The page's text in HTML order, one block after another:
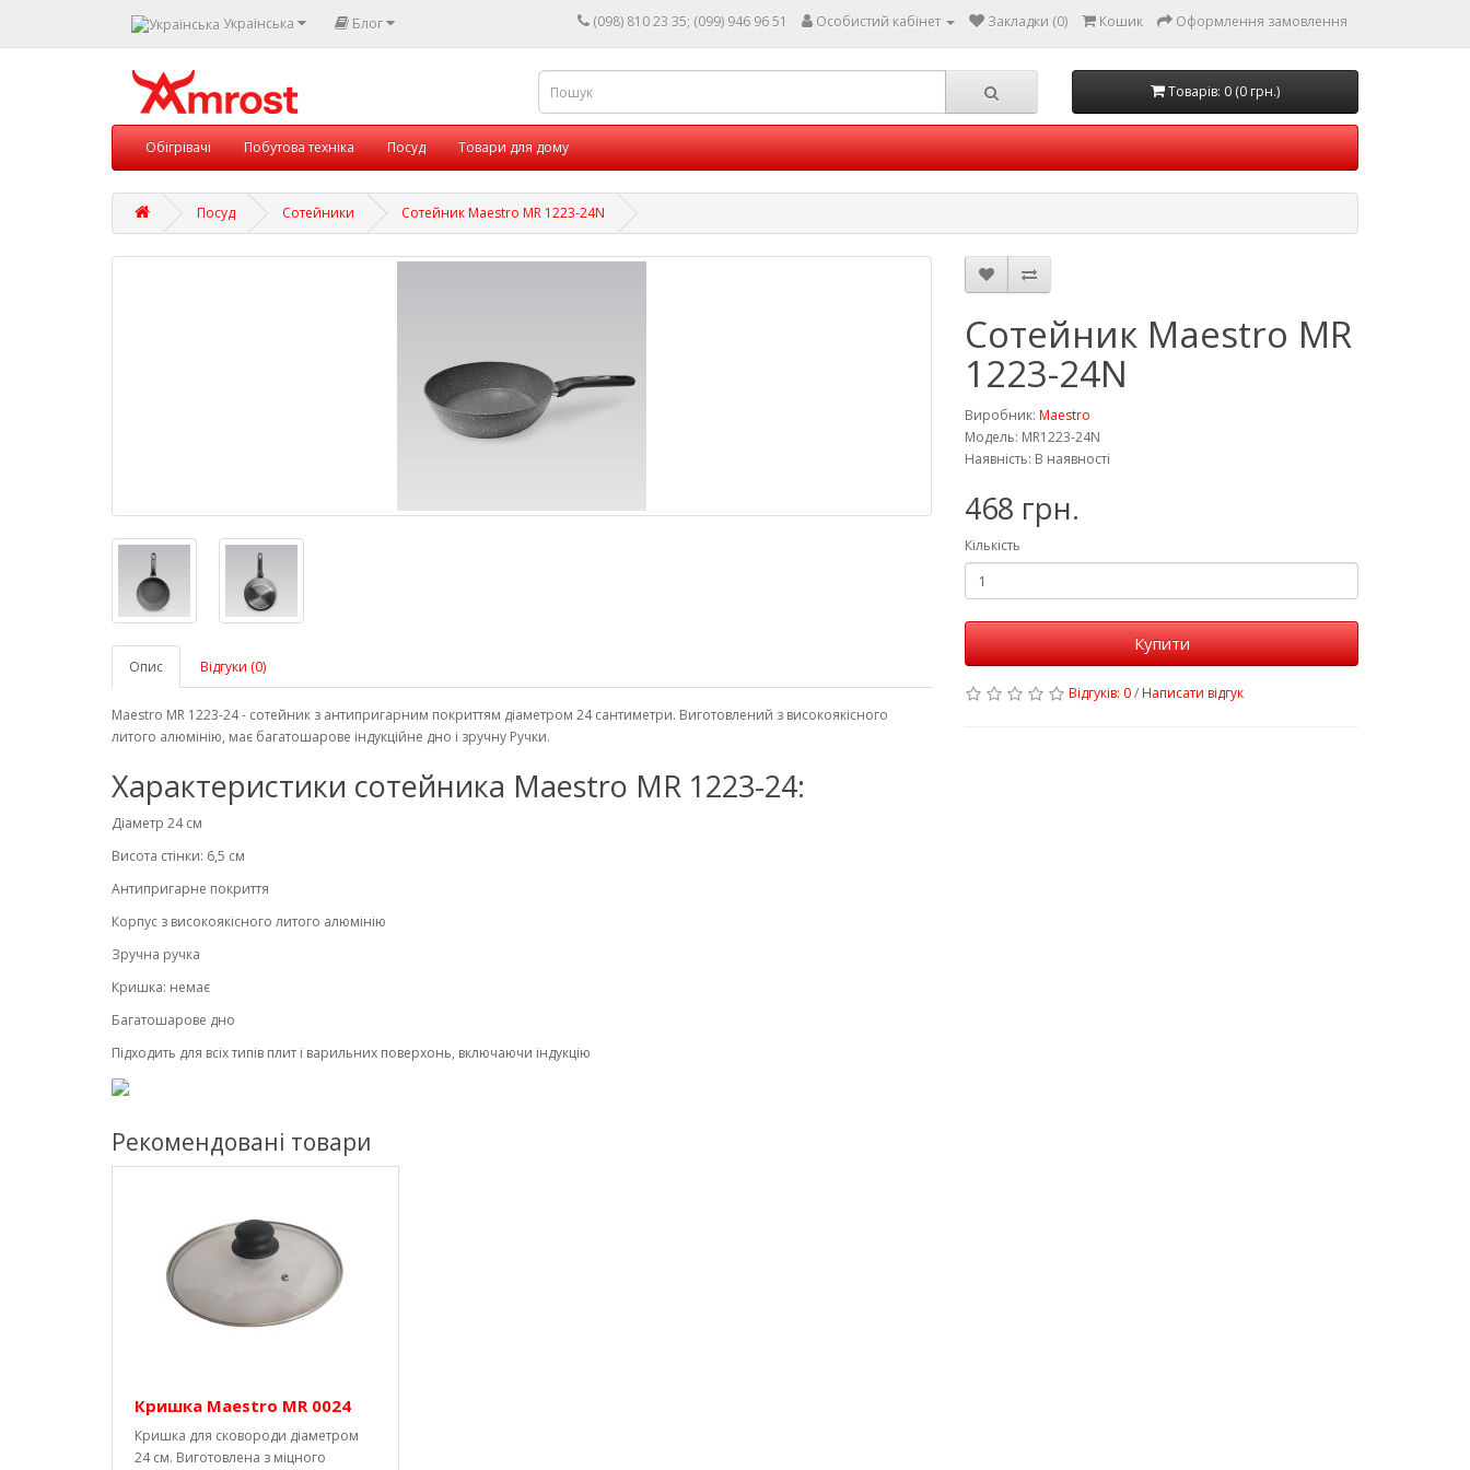
Українська Блог (098) 810 23 35; (099) 946 96 51 Особистий кабінет Закладки (0) Кошик Оформлення замовлення
Товарів: 0 (0 грн.)
Обігрівачі Побутова техніка Посуд Товари для дому
Посуд Сотейники Сотейник Maestro MR 1223-24N
Опис Відгуки (0)
Maestro MR 1223-24 - сотейник з антипригарним покриттям діаметром 24 сантиметри. Виготовлений з високоякісного
литого алюмінію, має багатошарове індукційне дно і зручну Ручки.
Характеристики сотейника Maestro MR 1223-24:
Діаметр 24 см
Висота стінки: 6,5 см
Антипригарне покриття
Корпус з високоякісного литого алюмінію
Зручна ручка
Кришка: немає
Багатошарове дно
Підходить для всіх типів плит і варильних поверхонь, включаючи індукцію
Сотейник Maestro MR
1223-24N
Виробник: Maestro
Модель: MR1223-24N
Наявність: В наявності
468 грн.
Кількість
Купити
Відгуків: 0/Написати відгук
Рекомендовані товари
Кришка Maestro MR 0024
Кришка для сковороди діаметром
24 см. Виготовлена ​​з міцного